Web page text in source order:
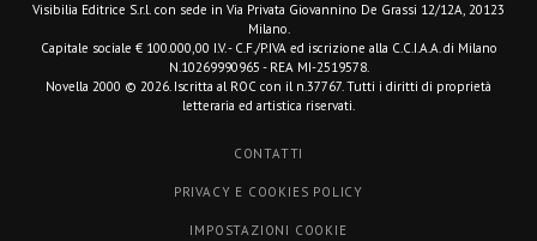
Visibilia Editrice S.r.l. con sede in Via Privata Giovannino De Grassi 12/12A, 20123
Milano.
Capitale sociale € 100.000,00 I.V. - C.F./P.IVA ed iscrizione alla C.C.I.A.A. di Milano
N.10269990965 - REA MI-2519578.
Novella 2000 © 2026. Iscritta al ROC con il n.37767. Tutti i diritti di proprietà
letteraria ed artistica riservati.
CONTATTI
PRIVACY E COOKIES POLICY
IMPOSTAZIONI COOKIE